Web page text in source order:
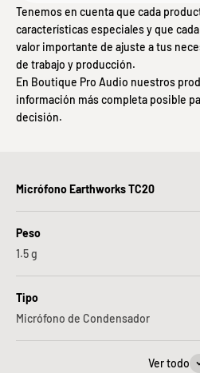
Tenemos en cuenta que cada
características especiales y que
valor importante de ajuste a tus
de trabajo y producción.
En Boutique Pro Audio nuestros
información más completa posible
decisión.
Micrófono Earthworks TC20
Peso
1.5g
Tipo
Micrófono de Condensador
Ver todo